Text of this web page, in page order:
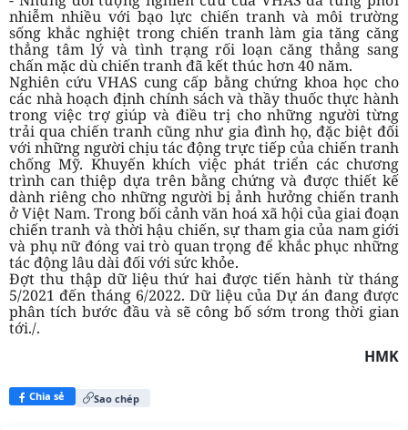
nhiễm nhiều với bạo lực chiến tranh và môi trường
sống khắc nghiệt trong chiến tranh làm gia tăng căng
thẳng tâm lý và tình trạng rối loạn căng thẳng sang
chấn mặc dù chiến tranh đã kết thúc hơn 40 năm.
Nghiên cứu VHAS cung cấp bằng chứng khoa học cho
các nhà hoạch định chính sách và thầy thuốc thực hành
trong việc trợ giúp và điều trị cho những người từng
trải qua chiến tranh cũng như gia đình họ, đặc biệt đối
với những người chịu tác động trực tiếp của chiến tranh
chống Mỹ. Khuyến khích việc phát triển các chương
trình can thiệp dựa trên bằng chứng và được thiết kế
dành riêng cho những người bị ảnh hưởng chiến tranh
ở Việt Nam. Trong bối cảnh văn hoá xã hội của giai đoạn
chiến tranh và thời hậu chiến, sự tham gia của nam giới
và phụ nữ đóng vai trò quan trọng để khắc phục những
tác động lâu dài đối với sức khỏe.
Đợt thu thập dữ liệu thứ hai được tiến hành từ tháng
5/2021 đến tháng 6/2022. Dữ liệu của Dự án đang được
phân tích bước đầu và sẽ công bố sớm trong thời gian
tới./.
HMK
Chia sẻ Sao chép